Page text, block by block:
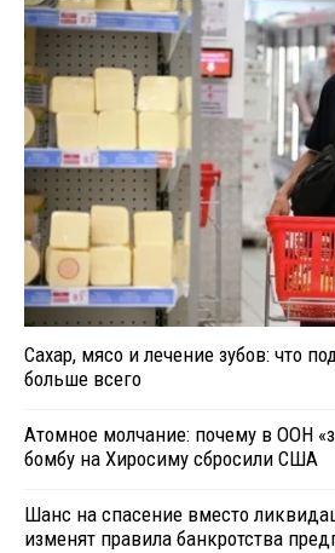
Сахар, мясо и лечение зубов: что
больше всего
Атомное молчание: почему в ООН
бомбу на Хиросиму сбросили США
Шанс на спасение вместо
изменят правила банкротства